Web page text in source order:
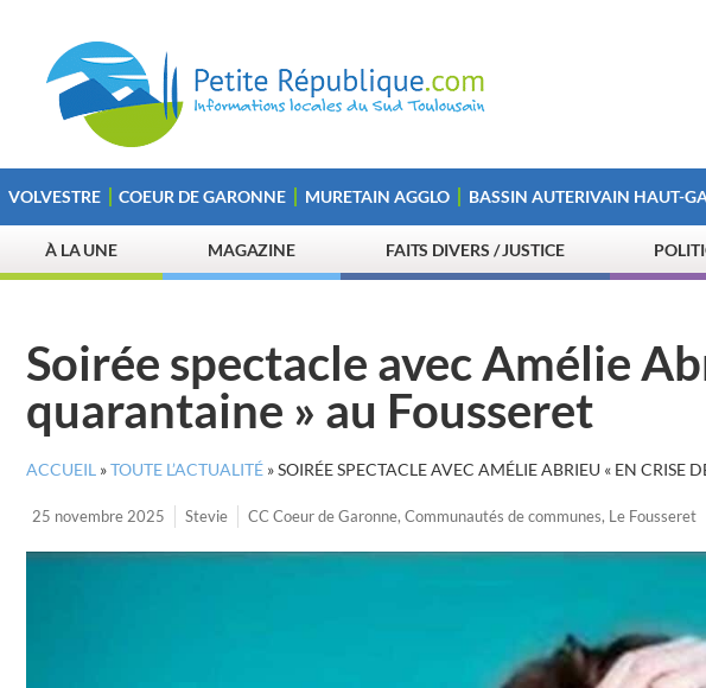
VOLVESTRE COEUR DE GARONNE MURETAIN AGGLO BASSIN AUTERIVAIN HAUT-
À LA UNE MAGAZINE FAITS DIVERS / JUSTICE
Soirée spectacle avec Amélie
quarantaine » au Fousseret
ACCUEIL »TOUTE L’ACTUALITÉ »SOIRÉE SPECTACLE AVEC AMÉLIE ABRIEU « EN CRISE
25 novembre 2025 Stevie CC Coeur de Garonne, Communautés de communes, Le Fousseret